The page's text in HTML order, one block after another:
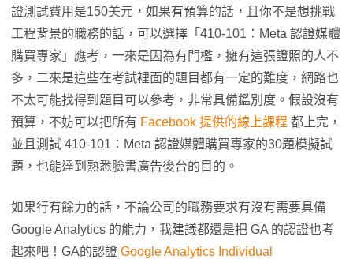
證測試費用是150美元，如果有預算的話，且你不是想挑戰
工程背景的職務的話，可以選擇「410-101：Meta 認證媒體
購買專家」應考，一來是因為有門檻，擁有這張證照的人不
多，二來是這些在考試裡面的題目都有一定的難度，網路也
不太可能找得到題目可以參考，非常具備鑑別度。假設沒有
預算，不妨可以把所有 Facebook 提供的線上課程 都上完，
並且測試 410-101：Meta 認證媒體購買專家的30題模擬試
題，也能達到熟悉臉書廣告後台的目的。
如果行有餘力的話，不論公司的職務要求有沒有需要具備
Google Analytics 的能力，我建議都還是把 GA 的認證也考
起來吧！GA的認證 Google Analytics Individual